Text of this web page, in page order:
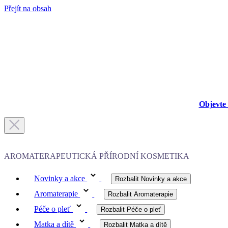
Přejít na obsah
Objevte
AROMATERAPEUTICKÁ PŘÍRODNÍ KOSMETIKA
Novinky a akce Rozbalit Novinky a akce
Aromaterapie Rozbalit Aromaterapie
Péče o pleť Rozbalit Péče o pleť
Matka a dítě Rozbalit Matka a dítě